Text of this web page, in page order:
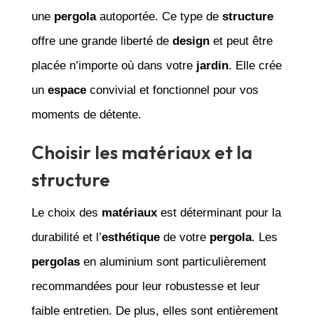
une pergolaautoportée. Ce type de structure
offre une grande liberté de designet peut être
placée n’importe où dans votre jardin. Elle crée
un espaceconvivial et fonctionnel pour vos
moments de détente.
Choisir les matériaux et la
structure
Le choix des matériauxest déterminant pour la
durabilité et l’esthétiquede votre pergola. Les
pergolasen aluminium sont particulièrement
recommandées pour leur robustesse et leur
faible entretien. De plus, elles sont entièrement